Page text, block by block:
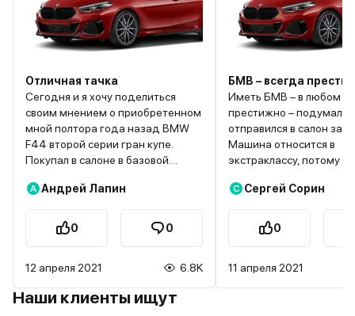
Отличная тачка
Сегодня и я хочу поделиться
своим мнением о приобретенном
мной полтора года назад BMW
F44 второй серии гран купе.
Покупал в салоне в базовой
практически лишен хрома, но
дешевкой не выглядит, кузов
смотрится аккуратно. Сделан по
седана отлично вписаны такие
элементы как, опущенная крыша
двери и двери без рамок.
А Андрей Лапин
0 0
12 апреля 2021 6.8K
БМВ – всегда
Иметь БМВ – в любом
престижно – подумал я
отправился в салон за
Машина относится в
экстраклассу, потому
Наверное, так всегда
когда
отечественной машины
который сочетается с
ходовыми качествами.
С Сергей Сорин
0
11 апреля 2021
Наши клиенты ищут